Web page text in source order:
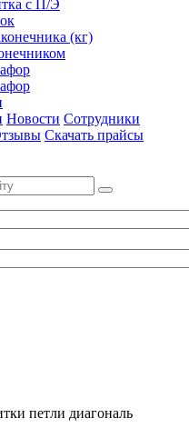
с П/Э
(кг)
Новости Сотрудники
Скачать прайсы
петли диагональ